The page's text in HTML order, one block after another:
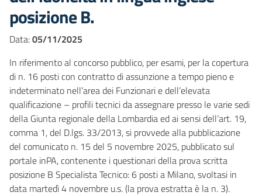
posizione B.
Data:05/11/2025
In riferimento al concorso pubblico, per esami, per la copertura
di n. 16 posti con contratto di assunzione a tempo pieno e
indeterminato nell’area dei Funzionari e dell’elevata
qualificazione – profili tecnici da assegnare presso le varie sedi
della Giunta regionale della Lombardia ed ai sensi dell’art. 19,
comma 1, del D.lgs. 33/2013, si provvede alla pubblicazione
del comunicato n. 15 del 5 novembre 2025, pubblicato sul
portale inPA, contenente i questionari della prova scritta
posizione B Specialista Tecnico: 6 posti a Milano, svoltasi in
data martedì 4 novembre u.s. (la prova estratta è la n. 3).